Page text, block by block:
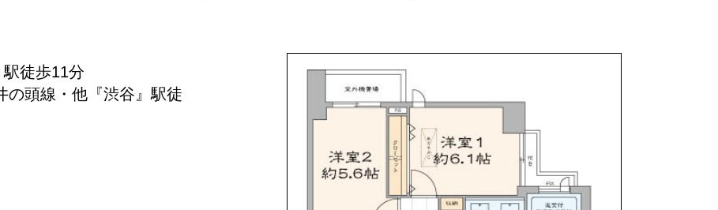
徒歩11分
の頭線・他『渋谷』駅徒